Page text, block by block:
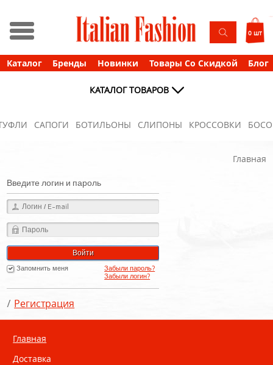
Каталог Бренды Новинки Товары Со Скидкой Блог
0 шт
КАТАЛОГ ТОВАРОВ
САПОГИ БОТИЛЬОНЫ СЛИПОНЫ КРОССОВКИ
Главная
Введите логин и пароль
Войти
Запомнить меня
Забыли пароль?
Забыли логин?
Регистрация
Главная
Доставка